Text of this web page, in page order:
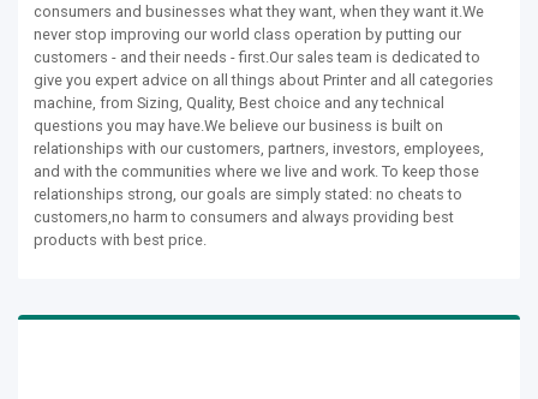
consumers and businesses what they want, when they want it.We
never stop improving our world class operation by putting our
customers - and their needs - first.Our sales team is dedicated to
give you expert advice on all things about Printer and all categories
machine, from Sizing, Quality, Best choice and any technical
questions you may have.We believe our business is built on
relationships with our customers, partners, investors, employees,
and with the communities where we live and work. To keep those
relationships strong, our goals are simply stated: no cheats to
customers,no harm to consumers and always providing best
products with best price.